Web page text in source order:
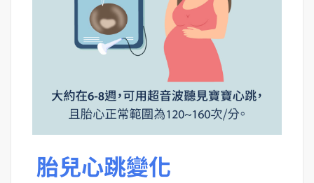
胎兒心跳變化